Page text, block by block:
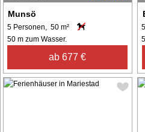
Munsö
5 Personen, 50 m²
50 m zum Wasser.
ab 677 €